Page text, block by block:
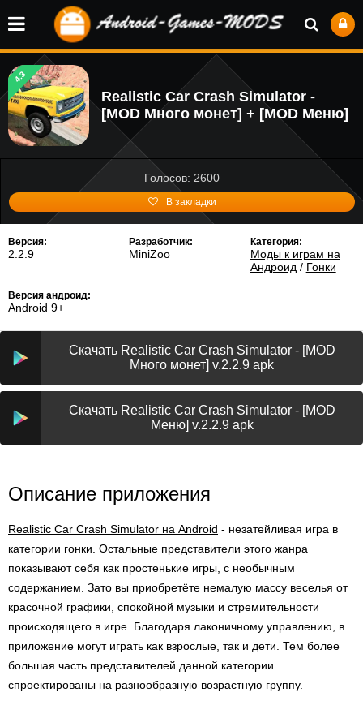
4.3
Realistic Car Crash Simulator -
[MOD Много монет] + [MOD Меню]
Голосов: 2600
В закладки
Версия:
2.2.9
Разработчик:
MiniZoo
Категория:
Моды к играм на
Андроид / Гонки
Версия андроид:
Android 9+
Скачать Realistic Car Crash Simulator - [MOD
Много монет] v.2.2.9 apk
Скачать Realistic Car Crash Simulator - [MOD
Меню] v.2.2.9 apk
Описание приложения
Realistic Car Crash Simulator на Android - незатейливая игра в
категории гонки. Остальные представители этого жанра
показывают себя как простенькие игры, с необычным
содержанием. Зато вы приобретёте немалую массу веселья от
красочной графики, спокойной музыки и стремительности
происходящего в игре. Благодаря лаконичному управлению, в
приложение могут играть как взрослые, так и дети. Тем более
большая часть представителей данной категории
спроектированы на разнообразную возрастную группу.